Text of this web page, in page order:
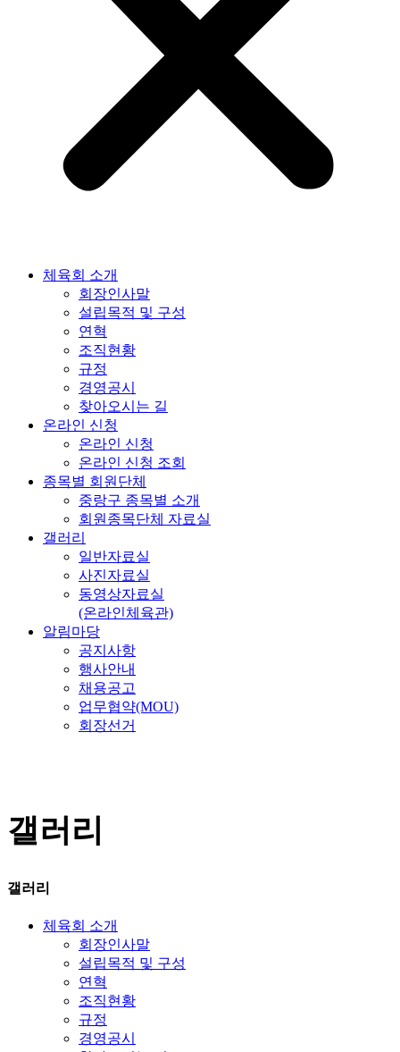
체육회 소개
회장인사말
설립목적 및 구성
연혁
조직현황
규정
경영공시
찾아오시는 길
온라인 신청
온라인 신청
온라인 신청 조회
종목별 회원단체
중랑구 종목별 소개
회원종목단체 자료실
갤러리
일반자료실
사진자료실
동영상자료실
(온라인체육관)
알림마당
공지사항
행사안내
채용공고
업무협약(MOU)
회장선거
갤러리
갤러리
체육회 소개
회장인사말
설립목적 및 구성
연혁
조직현황
규정
경영공시